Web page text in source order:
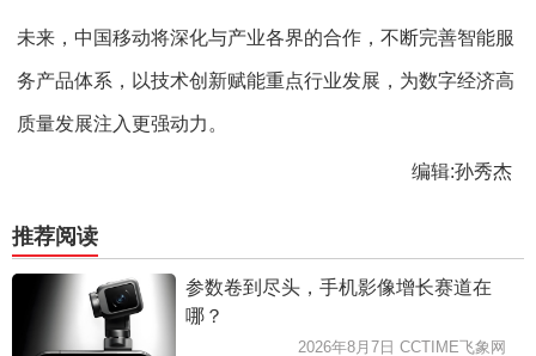
未来，中国移动将深化与产业各界的合作，不断完善智能服
务产品体系，以技术创新赋能重点行业发展，为数字经济高
质量发展注入更强动力。
编辑:孙秀杰
推荐阅读
参数卷到尽头，手机影像增长赛道在
哪？
2026年8月7日 CCTIME飞象网